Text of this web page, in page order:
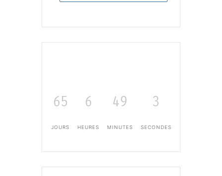
65
JOURS
6
HEURES
49
MINUTES
3
SECONDES